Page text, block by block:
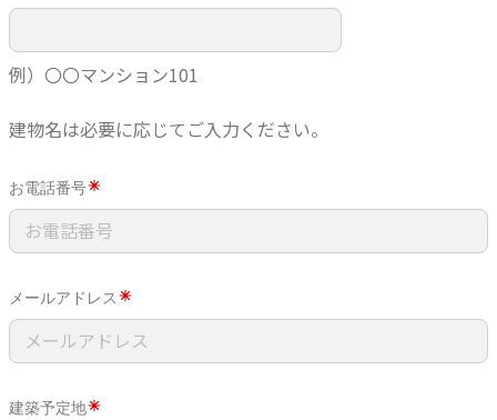
例）〇〇マンション101
建物名は必要に応じてご入力ください。
お電話番号
メールアドレス
建築予定地